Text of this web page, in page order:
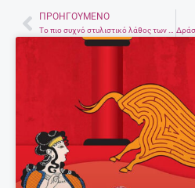
PrevΠΡΟΗΓΟΎΜΕΝΟ
Το πιο συχνό στυλιστικό λάθος των γυναικών, σύμφωνα με την τοπ στυλίστρια του Χολυγουντ